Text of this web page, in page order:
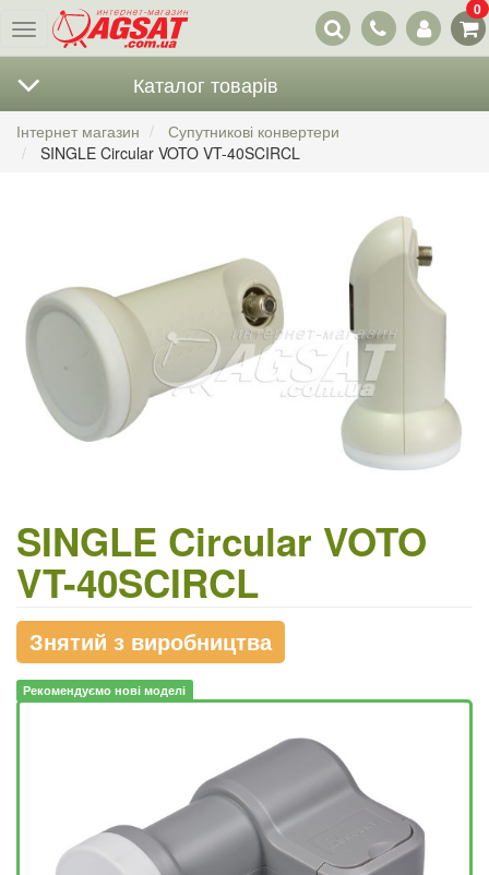
Меню
Наші
контакти
0
Каталог товарів
Інтернет магазин
Супутникові конвертери
SINGLE Circular VOTO VT-40SCIRCL
SINGLE Circular VOTO
VT-40SCIRCL
Знятий з виробництва
Рекомендуємо нові моделі